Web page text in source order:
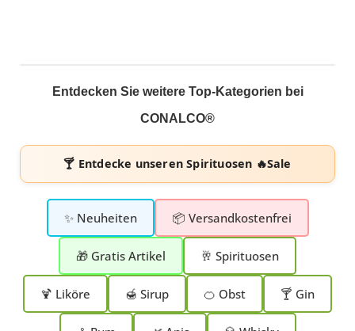
Entdecken Sie weitere Top-Kategorien bei
CONALCO®
🍸 Entdecke unserenSpirituosen 🔥Sale
✨ Neuheiten 📦 Versandkostenfrei
🎁 Gratis Artikel 🥂 Spirituosen
🍹 Liköre 🍯 Sirup 🍊 Obst 🍸 Gin